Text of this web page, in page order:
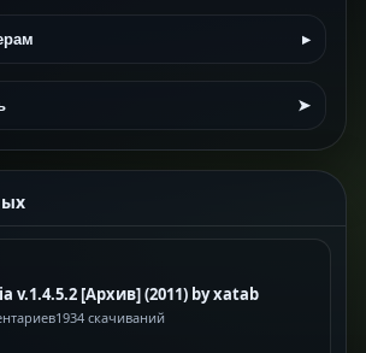
▸
➤
v.1.4.5.2 [Архив] (2011) by xatab
1934 скачиваний